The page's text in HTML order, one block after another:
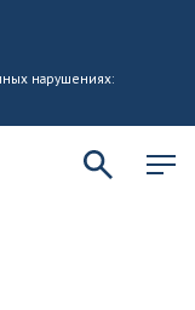
нарушениях: